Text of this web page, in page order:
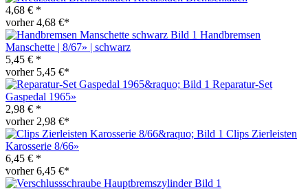
4,68 € *
vorher 4,68 €*
Handbremsen
Manschette | 8/67» | schwarz
5,45 € *
vorher 5,45 €*
Reparatur-Set
Gaspedal 1965»
2,98 € *
vorher 2,98 €*
Clips Zierleisten
Karosserie 8/66»
6,45 € *
vorher 6,45 €*